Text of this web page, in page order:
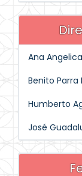
Ana
Benito Parra
Humberto
José